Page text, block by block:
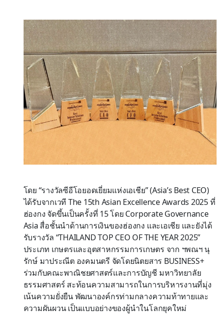
โดย “รางวัลซีอีโอยอดเยี่ยมแห่งเอเชีย” (Asia’s Best CEO)
ได้รับจากเวที The 15th Asian Excellence Awards 2025 ที่
ฮ่องกง จัดขึ้นเป็นครั้งที่ 15 โดย Corporate Governance
Asia สื่อชั้นนำด้านการเงินของฮ่องกง และเอเชีย และยังได้
รับรางวัล “THAILAND TOP CEO OF THE YEAR 2025”
ประเภท เกษตรและอุตสาหกรรมการเกษตร จาก ฯพณฯ นุ
รักษ์ มาประณีต องคมนตรี จัดโดยนิตยสาร BUSINESS+
ร่วมกับคณะพาณิชยศาสตร์และการบัญชี มหาวิทยาลัย
ธรรมศาสตร์ สะท้อนความสามารถในการบริหารงานที่มุ่ง
เน้นความยั่งยืน พัฒนาองค์กรท่ามกลางความท้าทายและ
ความผันผวน เป็นแบบอย่างของผู้นำในโลกยุคใหม่